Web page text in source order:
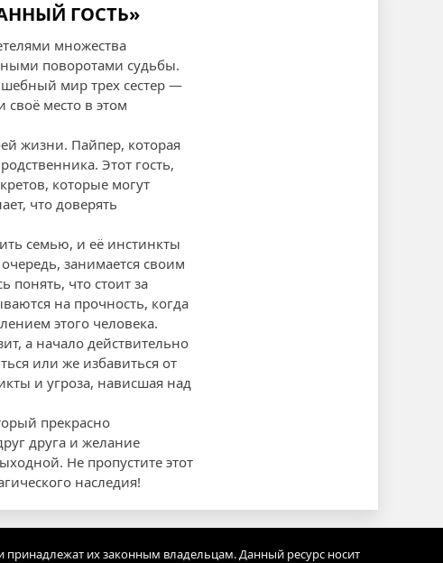
ГОСТЬ»
множества
поворотами судьбы.
мир трех сестер —
место в этом
жизни. Пайпер, которая
Этот гость,
которые могут
что доверять
семью, и её инстинкты
занимается своим
понять, что стоит за
на прочность, когда
этого человека.
а начало действительно
или же избавиться от
и угроза, нависшая над
прекрасно
друга и желание
Не пропустите этот
наследия!
их законным владельцам. Данный ресурс носит